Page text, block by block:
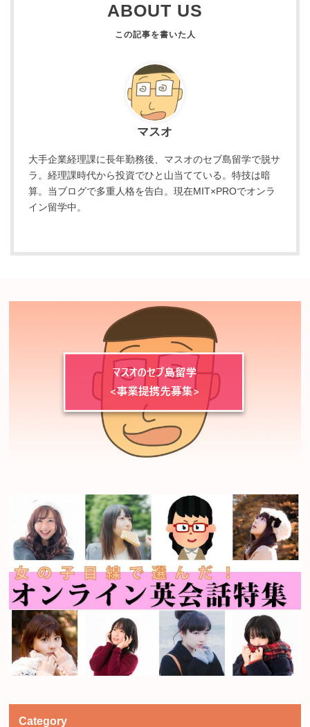
ABOUT US
マスオ
大手企業経理課に長年勤務後、マスオのセブ島留学で脱サ
ラ。経理課時代から投資でひと山当てている。特技は暗
算。当ブログで多重人格を告白。現在MIT×PROでオンラ
イン留学中。
Category